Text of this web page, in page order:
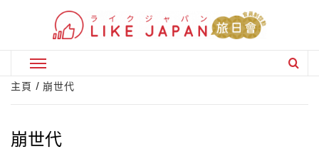
Primary
Menu
主頁 崩世代
崩世代